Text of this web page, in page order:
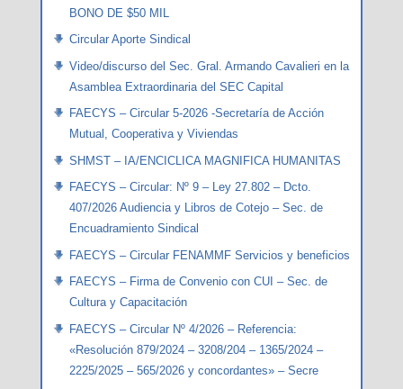
BONO DE $50 MIL
Circular Aporte Sindical
Video/discurso del Sec. Gral. Armando Cavalieri en la
Asamblea Extraordinaria del SEC Capital
FAECYS – Circular 5-2026 -Secretaría de Acción
Mutual, Cooperativa y Viviendas
SHMST – IA/ENCICLICA MAGNIFICA HUMANITAS
FAECYS – Circular: Nº 9 – Ley 27.802 – Dcto.
407/2026 Audiencia y Libros de Cotejo – Sec. de
Encuadramiento Sindical
FAECYS – Circular FENAMMF Servicios y beneficios
FAECYS – Firma de Convenio con CUI – Sec. de
Cultura y Capacitación
FAECYS – Circular Nº 4/2026 – Referencia:
«Resolución 879/2024 – 3208/204 – 1365/2024 –
2225/2025 – 565/2026 y concordantes» – Secre